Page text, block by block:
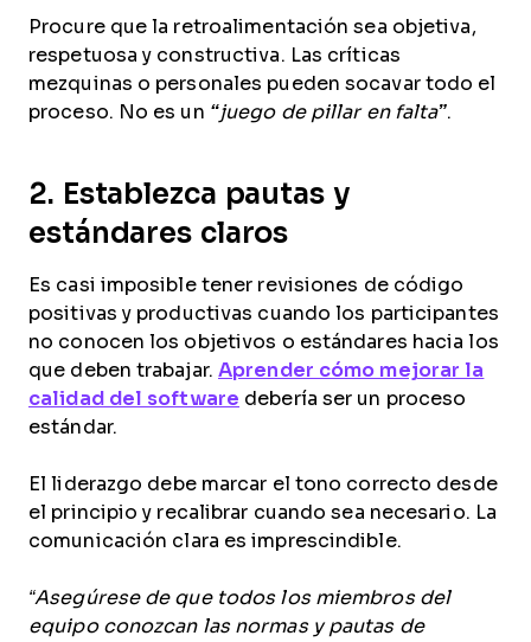
Procure que la retroalimentación sea objetiva,
respetuosa y constructiva. Las críticas
mezquinas o personales pueden socavar todo el
proceso. No es un “juego de pillar en falta”.
2. Establezca pautas y
estándares claros
Es casi imposible tener revisiones de código
positivas y productivas cuando los participantes
no conocen los objetivos o estándares hacia los
que deben trabajar. Aprender cómo mejorar la
calidad del software debería ser un proceso
estándar.
El liderazgo debe marcar el tono correcto desde
el principio y recalibrar cuando sea necesario. La
comunicación clara es imprescindible.
“Asegúrese de que todos los miembros del
equipo conozcan las normas y pautas de